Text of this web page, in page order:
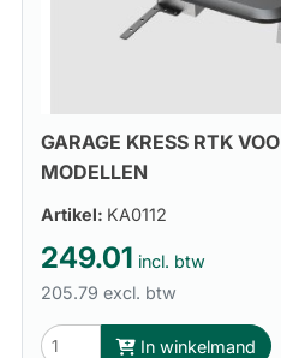
GARAGE KRESS RTK
MODELLEN
Artikel: KA0112
249.01 incl. btw
205.79 excl. btw
In winkelmand